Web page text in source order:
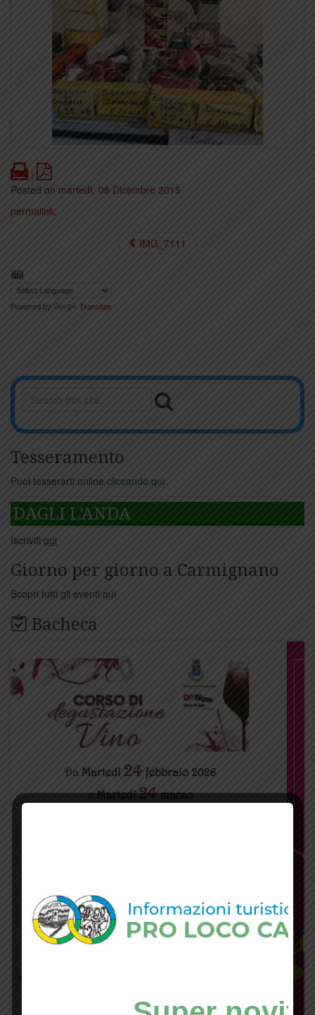
Print
|
Posted on martedì, 08 Dicembre 2015
permalink.
IMG_7111
Powered by Translate
Tesseramento
Puoi tesserarti online cliccando qui
DAGLI L'ANDA
Iscriviti qui
Giorno per giorno a Carmignano
Scopri tutti gli eventi qui
Bacheca